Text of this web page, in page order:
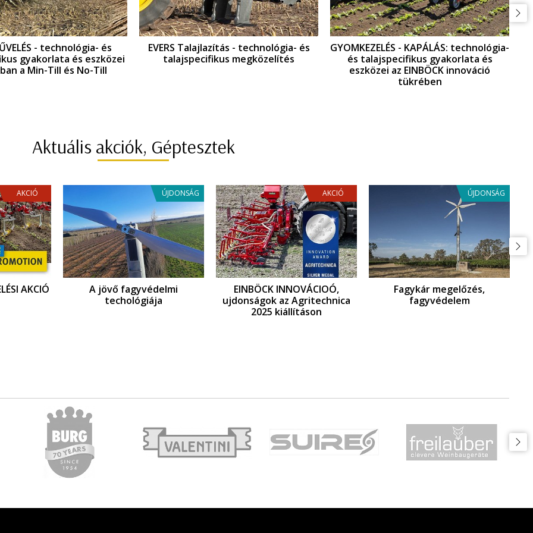
EVERS Talajlazítás - technológia- és
talajspecifikus megközelítés
GYOMKEZELÉS - KAPÁLÁS: technológia-
és talajspecifikus gyakorlata és
eszközei az EINBÖCK innováció
GYOMKEZELÉS -
technológia- és
gyakorlata és eszközei az
Aktuális akciók, Géptesztek
AKCIÓ
AKCIÓ
ÚJDONSÁG
A jövő fagyvédelmi
techológiája
AKCIÓ
EINBÖCK INNOVÁCIOÓ,
ujdonságok az Agritechnica
2025 kiállításon
ÚJDONSÁG
Fagykár megelőzés,
fagyvédelem